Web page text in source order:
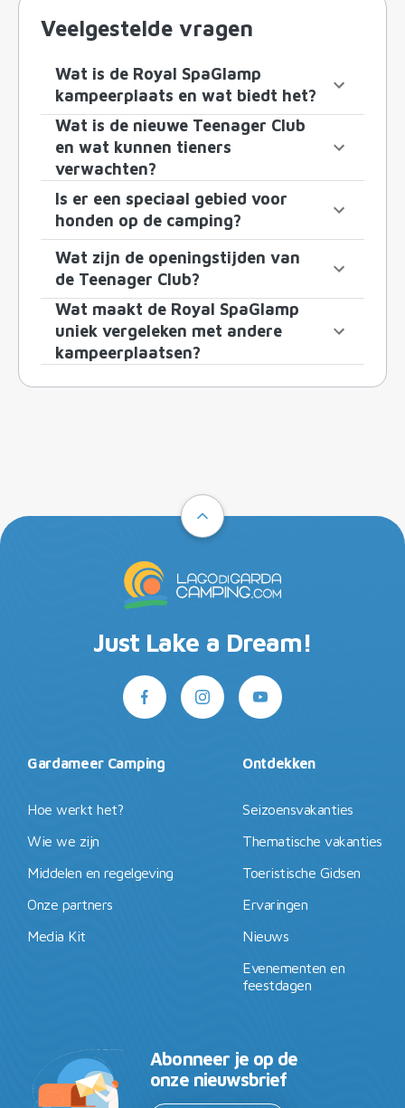
Veelgestelde vragen
Wat is de Royal SpaGlamp
kampeerplaats en wat biedt het?
Wat is de nieuwe Teenager Club
en wat kunnen tieners
verwachten?
Is er een speciaal gebied voor
honden op de camping?
Wat zijn de openingstijden van
de Teenager Club?
Wat maakt de Royal SpaGlamp
uniek vergeleken met andere
kampeerplaatsen?
Just Lake a Dream!
Gardameer Camping
Hoe werkt het?
Wie we zijn
Middelen en regelgeving
Onze partners
Media Kit
Ontdekken
Seizoensvakanties
Thematische vakanties
Toeristische Gidsen
Ervaringen
Nieuws
Evenementen en
feestdagen
Abonneer je op de
onze nieuwsbrief